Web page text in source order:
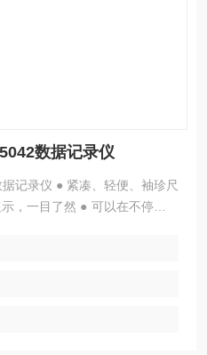
数据记录仪
记录仪 ● 紧凑、轻便、袖珍尺
，一目了然 ● 可以在不停止记
音仍会持续约30秒） ● 记录容
即使电池电量耗尽，测量数据